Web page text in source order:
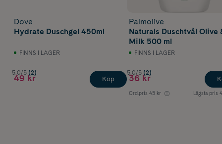
Dove
Hydrate Duschgel 450ml
FINNS I LAGER
5.0/5 (2)
49 kr Köp
Palmolive
Naturals Duschtvål Olive
Milk 500 ml
FINNS I LAGER
5.0/5 (2)
36 kr
Ord.pris 45 kr Lägsta pris